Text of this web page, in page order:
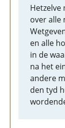
Hetzelve
over alle
en alle
in de
na het
andere
den tyd